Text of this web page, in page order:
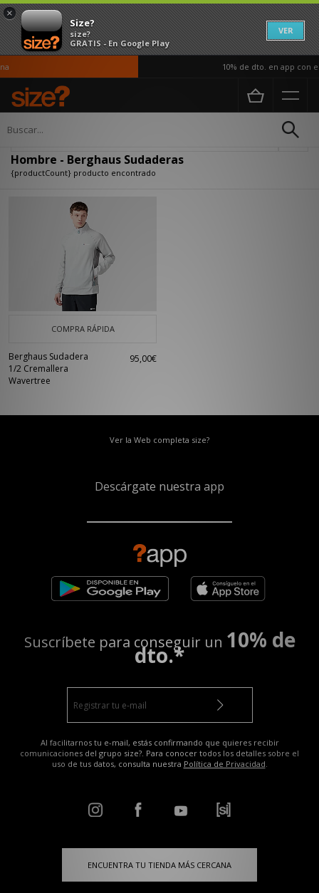
×
Size?
size?
GRATIS - En Google Play
VER
10% de dto. en app con el
Página principal
Hombre - Berghaus Sudaderas
{productCount} producto encontrado
COMPRA RÁPIDA
Berghaus Sudadera
1/2 Cremallera
Wavertree
95,00€
Ver la Web completa size?
Descárgate nuestra app
Suscríbete para conseguir un 10% de
dto.*
Al facilitarnos tu e-mail, estás confirmando que quieres recibir
comunicaciones del grupo size?. Para conocer todos los detalles sobre el
uso de tus datos, consulta nuestra Política de Privacidad.
ENCUENTRA TU TIENDA MÁS CERCANA